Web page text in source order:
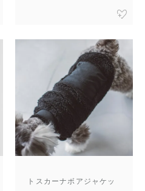
トスカーナボアジャケッ